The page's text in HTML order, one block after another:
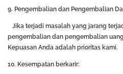
9. Pengembalian dan Pengembalian
Jika terjadi masalah yang jarang
pengembalian dan pengembalian
Kepuasan Anda adalah prioritas kami.
10. Kesempatan berkarir: